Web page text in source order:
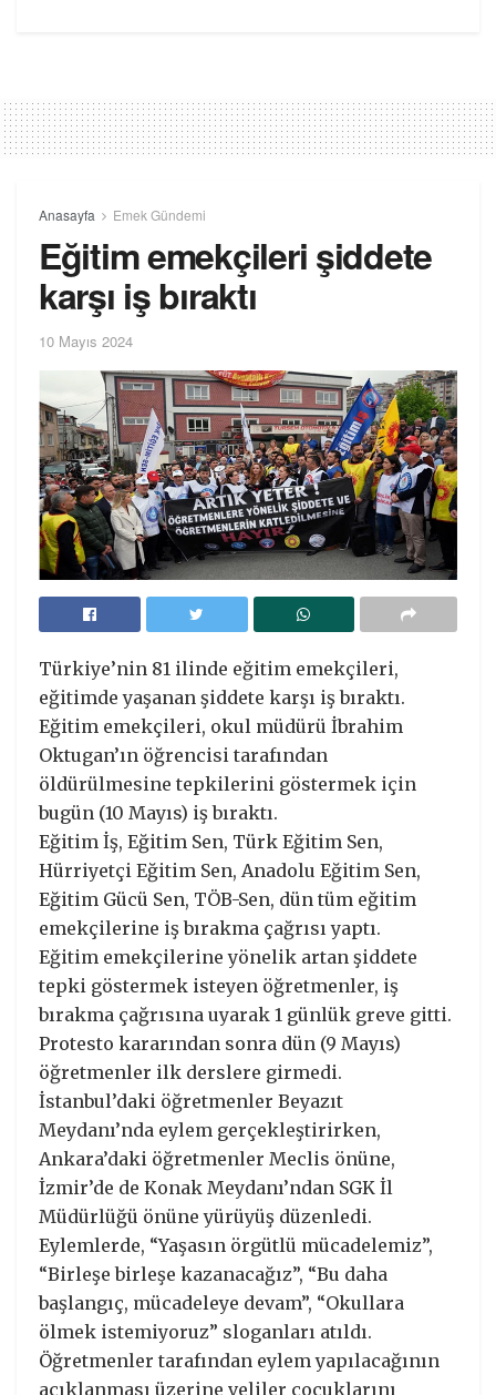
Anasayfa Emek Gündemi
Eğitim emekçileri şiddete
karşı iş bıraktı
10 Mayıs 2024
Türkiye’nin 81 ilinde eğitim emekçileri,
eğitimde yaşanan şiddete karşı iş bıraktı.
Eğitim emekçileri, okul müdürü İbrahim
Oktugan’ın öğrencisi tarafından
öldürülmesine tepkilerini göstermek için
bugün (10 Mayıs) iş bıraktı.
Eğitim İş, Eğitim Sen, Türk Eğitim Sen,
Hürriyetçi Eğitim Sen, Anadolu Eğitim Sen,
Eğitim Gücü Sen, TÖB-Sen, dün tüm eğitim
emekçilerine iş bırakma çağrısı yaptı.
Eğitim emekçilerine yönelik artan şiddete
tepki göstermek isteyen öğretmenler, iş
bırakma çağrısına uyarak 1 günlük greve gitti.
Protesto kararından sonra dün (9 Mayıs)
öğretmenler ilk derslere girmedi.
İstanbul’daki öğretmenler Beyazıt
Meydanı’nda eylem gerçekleştirirken,
Ankara’daki öğretmenler Meclis önüne,
İzmir’de de Konak Meydanı’ndan SGK İl
Müdürlüğü önüne yürüyüş düzenledi.
Eylemlerde, “Yaşasın örgütlü mücadelemiz”,
“Birleşe birleşe kazanacağız”, “Bu daha
başlangıç, mücadeleye devam”, “Okullara
ölmek istemiyoruz” sloganları atıldı.
Öğretmenler tarafından eylem yapılacağının
açıklanması üzerine veliler çocuklarını